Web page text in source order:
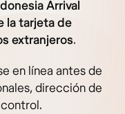
Arrival
la tarjeta de
extranjeros.
en línea antes de
dirección de